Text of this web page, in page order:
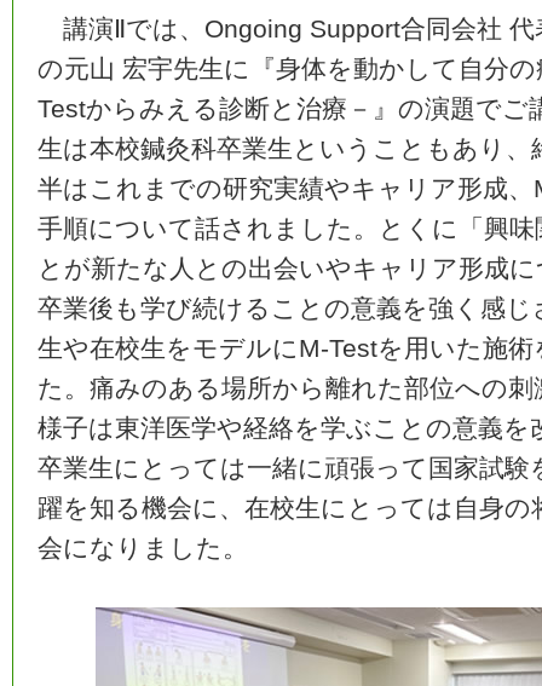
講演Ⅱでは、Ongoing Support合同会社 代
の元山 宏宇先生に『身体を動かして自分
Testからみえる診断と治療－』の演題で
生は本校鍼灸科卒業生ということもあり
半はこれまでの研究実績やキャリア形成
手順について話されました。とくに「興
とが新たな人との出会いやキャリア形成
卒業後も学び続けることの意義を強く感
生や在校生をモデルにM-Testを用いた施
た。痛みのある場所から離れた部位への
様子は東洋医学や経絡を学ぶことの意義
卒業生にとっては一緒に頑張って国家試
躍を知る機会に、在校生にとっては自身
会になりました。